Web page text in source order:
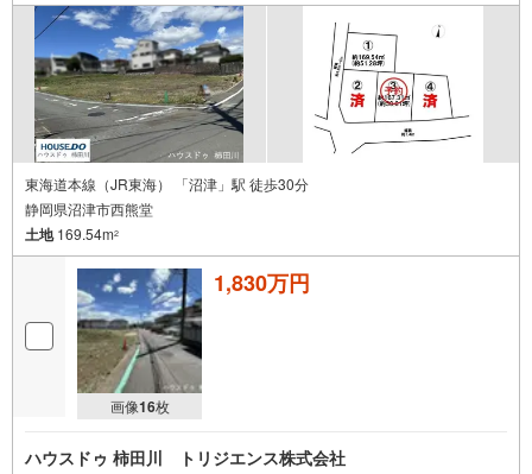
東海道本線（JR東海） 「沼津」駅 徒歩30分
静岡県沼津市西熊堂
土地169.54m2
画像16枚
1,830万円
ハウスドゥ 柿田川 トリジエンス株式会社